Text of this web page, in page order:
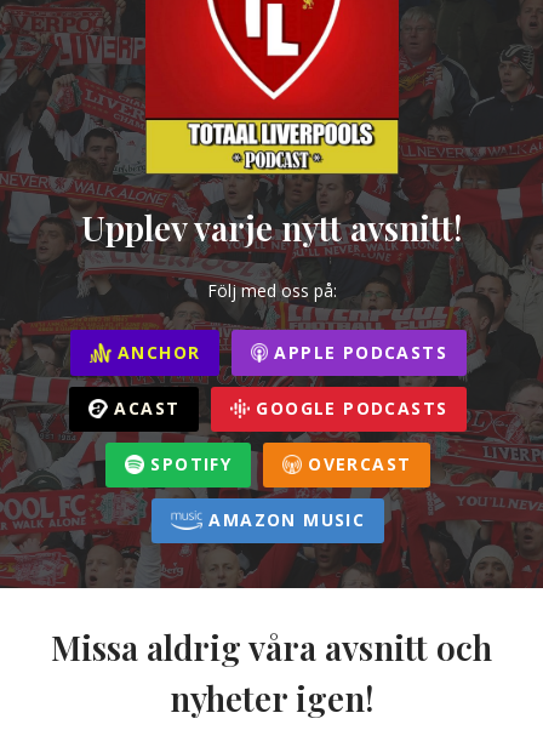
Upplev varje nytt avsnitt!
Följ med oss på:
ANCHOR APPLE PODCASTS
ACAST GOOGLE PODCASTS
SPOTIFY OVERCAST
AMAZON MUSIC
Missa aldrig våra avsnitt och
nyheter igen!